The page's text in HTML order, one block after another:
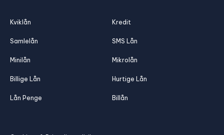
Kviklån
Samlelån
Minilån
Billige Lån
Lån Penge
Kredit
SMS Lån
Mikrolån
Hurtige Lån
Billån